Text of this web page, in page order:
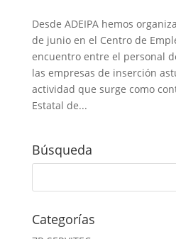
Desde ADEIPA hemos
de junio en el Centro de
encuentro entre el personal
las empresas de inserción
actividad que surge como
Estatal de...
Búsqueda
Categorías